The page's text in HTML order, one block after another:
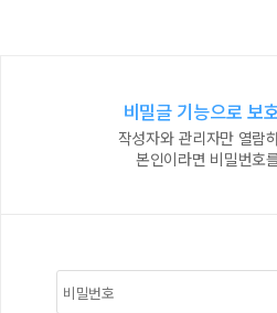
비밀글 기능으로 보
작성자와 관리자만 열람
본인이라면 비밀번호